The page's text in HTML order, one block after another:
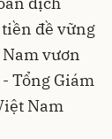
đề vững
vươn
Tổng Giám
Nam